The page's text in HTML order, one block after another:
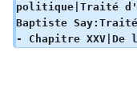
politique|Traité
Baptiste
- Chapitre